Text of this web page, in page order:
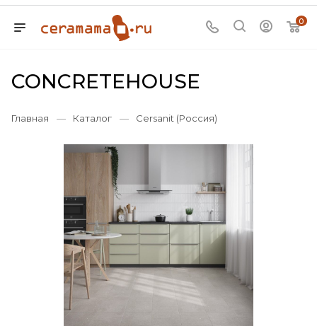
0
CONCRETEHOUSE
Главная — Каталог — Cersanit (Россия)